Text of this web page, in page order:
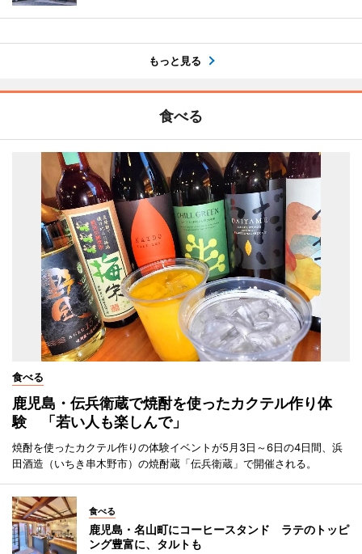
もっと見る
食べる
食べる
鹿児島・伝兵衛蔵で焼酎を使ったカクテル作り体
験 「若い人も楽しんで」
焼酎を使ったカクテル作りの体験イベントが5月3日～6日の4日間、浜
田酒造（いちき串木野市）の焼酎蔵「伝兵衛蔵」で開催される。
食べる
鹿児島・名山町にコーヒースタンド ラテのトッピ
ング豊富に、タルトも